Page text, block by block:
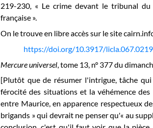
219-230, « Le crime devant le tribunal
française ».
On le trouve en libre accès sur le site
https://doi.org/10.3917/licla.067.0219
Mercure universel , tome 13, n° 377 du
[Plutôt que de résumer l'intrigue, tâche
férocité des situations et la véhémence
entre Maurice, en apparence respectueux
brigands » qui devrait ne penser qu'« au